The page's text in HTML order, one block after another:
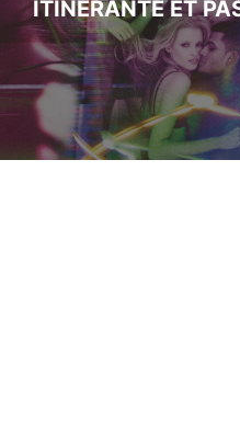
ITINÉRANTE ET